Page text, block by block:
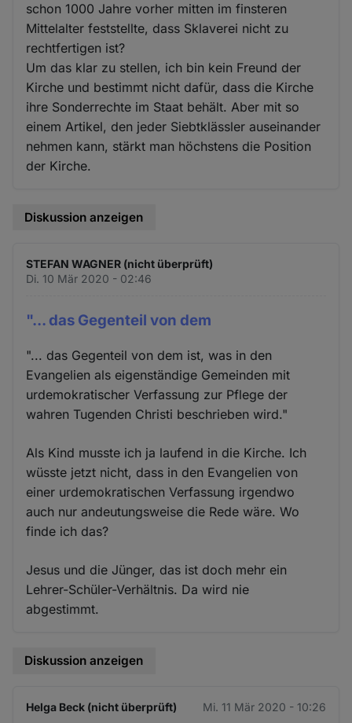
schon 1000 Jahre vorher mitten im finsteren
Mittelalter feststellte, dass Sklaverei nicht zu
rechtfertigen ist?
Um das klar zu stellen, ich bin kein Freund der
Kirche und bestimmt nicht dafür, dass die Kirche
ihre Sonderrechte im Staat behält. Aber mit so
einem Artikel, den jeder Siebtklässler auseinander
nehmen kann, stärkt man höchstens die Position
der Kirche.
Diskussion anzeigen
STEFAN WAGNER (nicht überprüft)
Di. 10 Mär 2020 - 02:46
"... das Gegenteil von dem
"... das Gegenteil von dem ist, was in den
Evangelien als eigenständige Gemeinden mit
urdemokratischer Verfassung zur Pflege der
wahren Tugenden Christi beschrieben wird."
Als Kind musste ich ja laufend in die Kirche. Ich
wüsste jetzt nicht, dass in den Evangelien von
einer urdemokratischen Verfassung irgendwo
auch nur andeutungsweise die Rede wäre. Wo
finde ich das?
Jesus und die Jünger, das ist doch mehr ein
Lehrer-Schüler-Verhältnis. Da wird nie
abgestimmt.
Diskussion anzeigen
Helga Beck (nicht überprüft) Mi. 11 Mär 2020 - 10:26